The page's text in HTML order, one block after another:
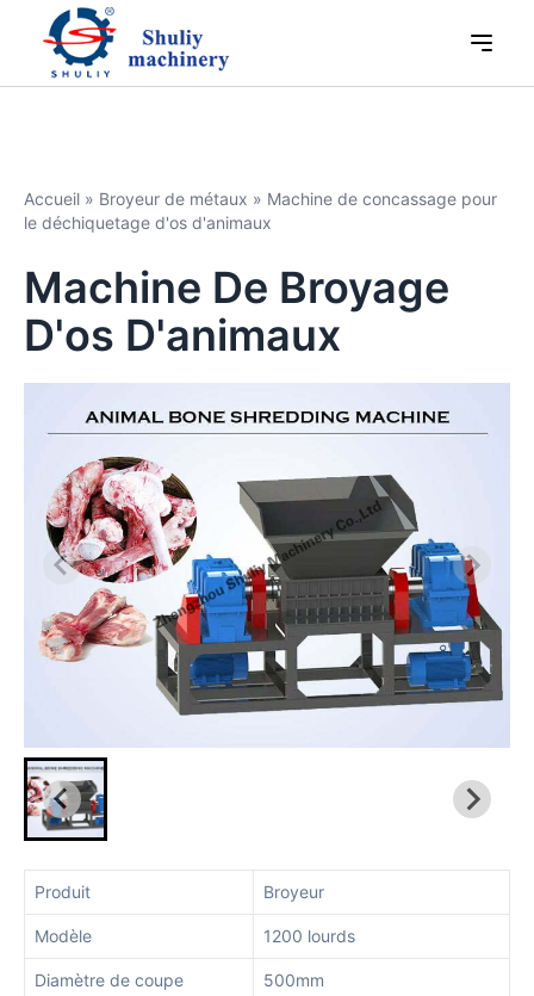
Accueil » Broyeur de métaux » Machine de concassage pour
le déchiquetage d'os d'animaux
Machine De Broyage
D'os D'animaux
Produit Broyeur
Modèle 1200 lourds
Diamètre de coupe 500mm